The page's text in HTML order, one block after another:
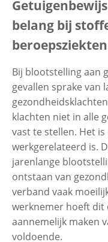
Zoeken
belang bij
beroepsziekten
Bij blootstelling aan
gevallen sprake van
klachten niet in alle
vast te stellen. Het
werkgerelateerd is.
jarenlange
ontstaan van
verband vaak
werknemer hoeft dit
aannemelijk maken
voldoende.